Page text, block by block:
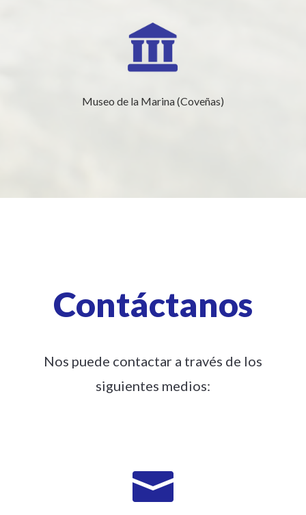
Museo de la Marina (Coveñas)
Contáctanos
Nos puede contactar a través de los
siguientes medios:
